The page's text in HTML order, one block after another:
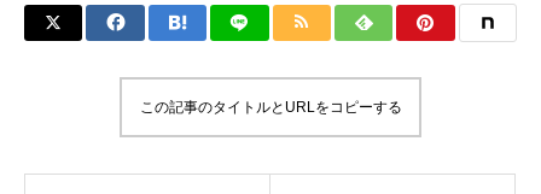
この記事のタイトルとURLをコピーする